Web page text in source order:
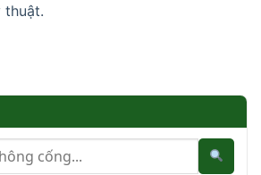
thuật.